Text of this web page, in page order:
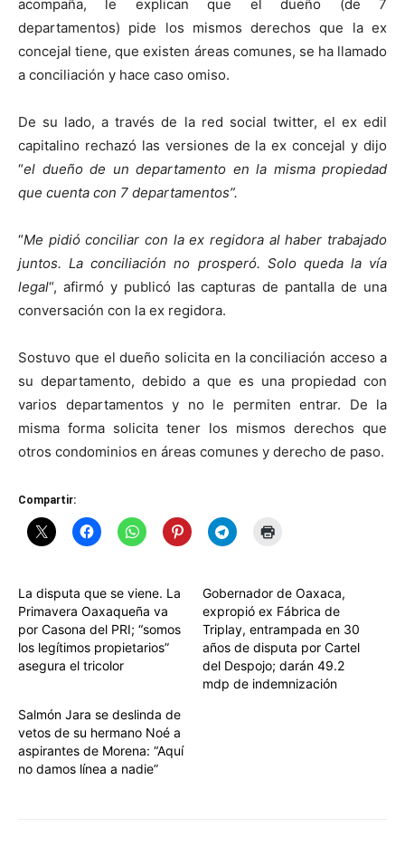
acompaña, le explican que el dueño (de 7
departamentos) pide los mismos derechos que la ex
concejal tiene, que existen áreas comunes, se ha llamado
a conciliación y hace caso omiso.
De su lado, a través de la red social twitter, el ex edil
capitalino rechazó las versiones de la ex concejal y dijo
“el dueño de un departamento en la misma propiedad
que cuenta con 7 departamentos”.
“Me pidió conciliar con la ex regidora al haber trabajado
juntos. La conciliación no prosperó. Solo queda la vía
legal“, afirmó y publicó las capturas de pantalla de una
conversación con la ex regidora.
Sostuvo que el dueño solicita en la conciliación acceso a
su departamento, debido a que es una propiedad con
varios departamentos y no le permiten entrar. De la
misma forma solicita tener los mismos derechos que
otros condominios en áreas comunes y derecho de paso.
Compartir:
La disputa que se viene. La
Primavera Oaxaqueña va
por Casona del PRI; “somos
los legítimos propietarios”
asegura el tricolor
Gobernador de Oaxaca,
expropió ex Fábrica de
Triplay, entrampada en 30
años de disputa por Cartel
del Despojo; darán 49.2
mdp de indemnización
Salmón Jara se deslinda de
vetos de su hermano Noé a
aspirantes de Morena: “Aquí
no damos línea a nadie”